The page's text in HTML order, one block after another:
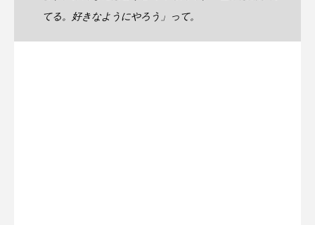
てる。好きなようにやろう」って。